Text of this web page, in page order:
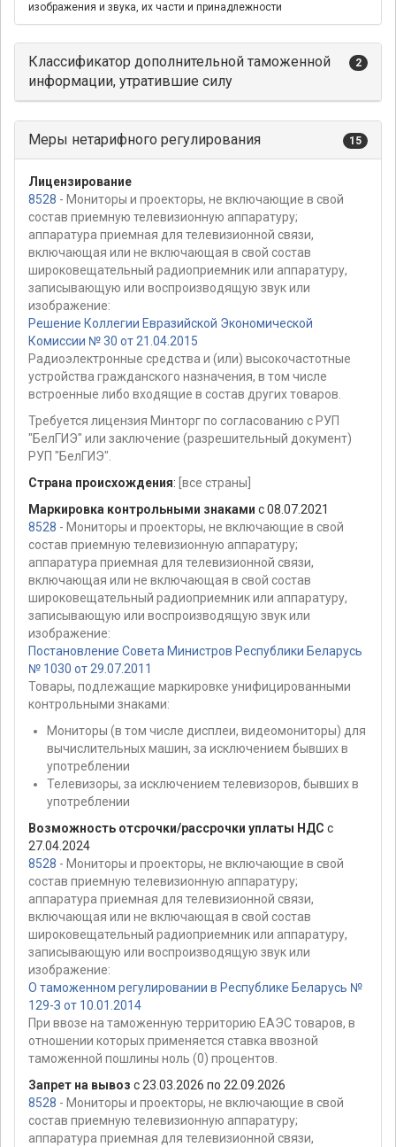
изображения и звука, их части и принадлежности
Классификатор дополнительной таможенной
информации, утратившие силу
2
Меры нетарифного регулирования 15
Лицензирование
8528 - Мониторы и проекторы, не включающие в свой
состав приемную телевизионную аппаратуру;
аппаратура приемная для телевизионной связи,
включающая или не включающая в свой состав
широковещательный радиоприемник или аппаратуру,
записывающую или воспроизводящую звук или
изображение:
Решение Коллегии Евразийской Экономической
Комиссии № 30 от 21.04.2015
Радиоэлектронные средства и (или) высокочастотные
устройства гражданского назначения, в том числе
встроенные либо входящие в состав других товаров.
Требуется лицензия Минторг по согласованию с РУП
"БелГИЭ" или заключение (разрешительный документ)
РУП "БелГИЭ".
Страна происхождения: [все страны]
Маркировка контрольными знаками с 08.07.2021
8528 - Мониторы и проекторы, не включающие в свой
состав приемную телевизионную аппаратуру;
аппаратура приемная для телевизионной связи,
включающая или не включающая в свой состав
широковещательный радиоприемник или аппаратуру,
записывающую или воспроизводящую звук или
изображение:
Постановление Совета Министров Республики Беларусь
№ 1030 от 29.07.2011
Товары, подлежащие маркировке унифицированными
контрольными знаками:
Мониторы (в том числе дисплеи, видеомониторы) для
вычислительных машин, за исключением бывших в
употреблении
Телевизоры, за исключением телевизоров, бывших в
употреблении
Возможность отсрочки/рассрочки уплаты НДС с
27.04.2024
8528 - Мониторы и проекторы, не включающие в свой
состав приемную телевизионную аппаратуру;
аппаратура приемная для телевизионной связи,
включающая или не включающая в свой состав
широковещательный радиоприемник или аппаратуру,
записывающую или воспроизводящую звук или
изображение:
О таможенном регулировании в Республике Беларусь №
129-З от 10.01.2014
При ввозе на таможенную территорию ЕАЭС товаров, в
отношении которых применяется ставка ввозной
таможенной пошлины ноль (0) процентов.
Запрет на вывоз с 23.03.2026 по 22.09.2026
8528 - Мониторы и проекторы, не включающие в свой
состав приемную телевизионную аппаратуру;
аппаратура приемная для телевизионной связи,